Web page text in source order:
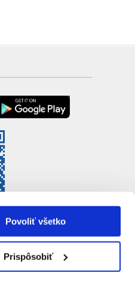
Povoliť všetko
Prispôsobiť